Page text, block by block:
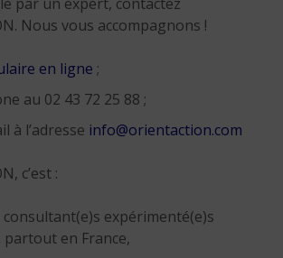
Nous vous accompagnons !
en ligne ;
au 02 43 72 25 88 ;
à l’adresse info@orientaction.com
c’est :
consultant(e)s expérimenté(e)s
partout en France,